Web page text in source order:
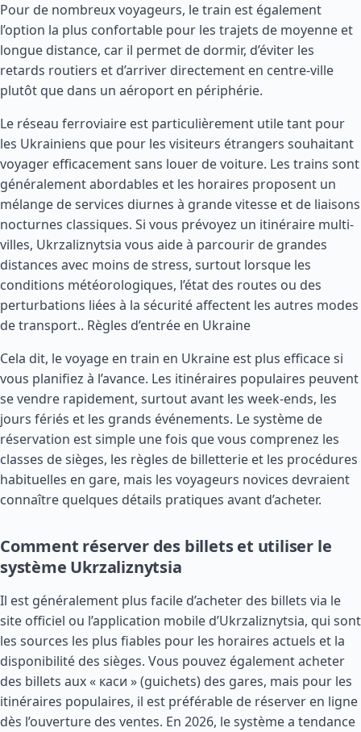
Pour de nombreux voyageurs, le train est également
l’option la plus confortable pour les trajets de moyenne et
longue distance, car il permet de dormir, d’éviter les
retards routiers et d’arriver directement en centre-ville
plutôt que dans un aéroport en périphérie.
Le réseau ferroviaire est particulièrement utile tant pour
les Ukrainiens que pour les visiteurs étrangers souhaitant
voyager efficacement sans louer de voiture. Les trains sont
généralement abordables et les horaires proposent un
mélange de services diurnes à grande vitesse et de liaisons
nocturnes classiques. Si vous prévoyez un itinéraire multi-
villes, Ukrzaliznytsia vous aide à parcourir de grandes
distances avec moins de stress, surtout lorsque les
conditions météorologiques, l’état des routes ou des
perturbations liées à la sécurité affectent les autres modes
de transport.. Règles d’entrée en Ukraine
Cela dit, le voyage en train en Ukraine est plus efficace si
vous planifiez à l’avance. Les itinéraires populaires peuvent
se vendre rapidement, surtout avant les week-ends, les
jours fériés et les grands événements. Le système de
réservation est simple une fois que vous comprenez les
classes de sièges, les règles de billetterie et les procédures
habituelles en gare, mais les voyageurs novices devraient
connaître quelques détails pratiques avant d’acheter.
Comment réserver des billets et utiliser le
système Ukrzaliznytsia
Il est généralement plus facile d’acheter des billets via le
site officiel ou l’application mobile d’Ukrzaliznytsia, qui sont
les sources les plus fiables pour les horaires actuels et la
disponibilité des sièges. Vous pouvez également acheter
des billets aux « каси » (guichets) des gares, mais pour les
itinéraires populaires, il est préférable de réserver en ligne
dès l’ouverture des ventes. En 2026, le système a tendance